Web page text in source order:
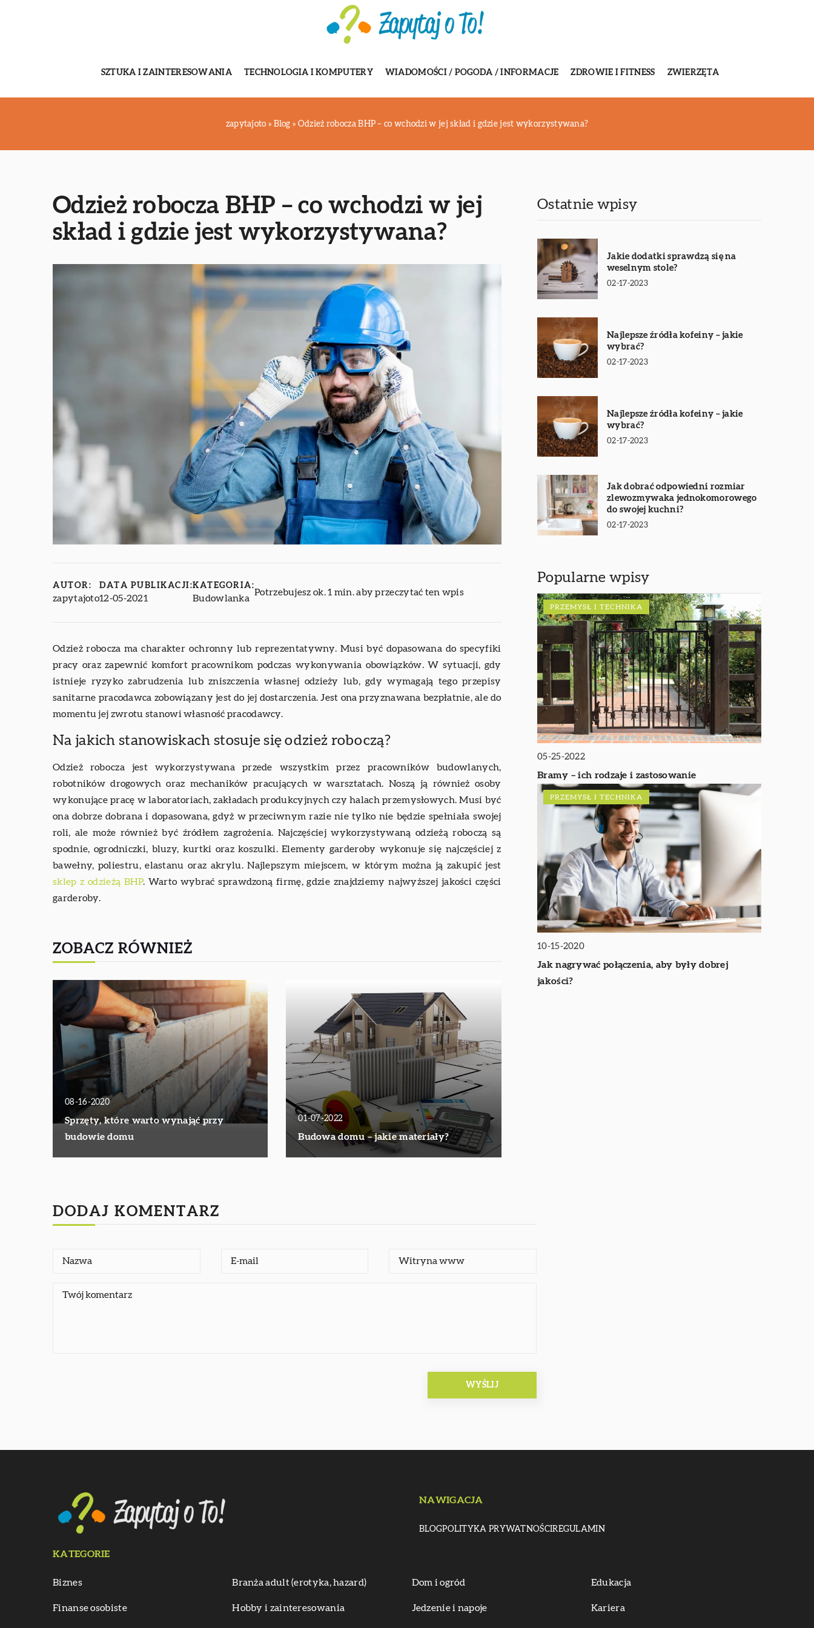
SZTUKA I ZAINTERESOWANIA TECHNOLOGIA I KOMPUTERY WIADOMOŚCI / POGODA / INFORMACJE ZDROWIE I FITNESS ZWIERZĘTA
zapytajoto » Blog » Odzież robocza BHP – co wchodzi w jej skład i gdzie jest wykorzystywana?
Odzież robocza BHP – co wchodzi w jej
skład i gdzie jest wykorzystywana?
AUTOR:
zapytajoto
DATA PUBLIKACJI:
12-05-2021
KATEGORIA:
Budowlanka
Potrzebujesz ok. 1 min. aby przeczytać ten wpis
Odzież robocza ma charakter ochronny lub reprezentatywny. Musi być dopasowana do specyfiki
pracy oraz zapewnić komfort pracownikom podczas wykonywania obowiązków. W sytuacji, gdy
istnieje ryzyko zabrudzenia lub zniszczenia własnej odzieży lub, gdy wymagają tego przepisy
sanitarne pracodawca zobowiązany jest do jej dostarczenia. Jest ona przyznawana bezpłatnie, ale do
momentu jej zwrotu stanowi własność pracodawcy.
Na jakich stanowiskach stosuje się odzież roboczą?
Odzież robocza jest wykorzystywana przede wszystkim przez pracowników budowlanych,
robotników drogowych oraz mechaników pracujących w warsztatach. Noszą ją również osoby
wykonujące pracę w laboratoriach, zakładach produkcyjnych czy halach przemysłowych. Musi być
ona dobrze dobrana i dopasowana, gdyż w przeciwnym razie nie tylko nie będzie spełniała swojej
roli, ale może również być źródłem zagrożenia. Najczęściej wykorzystywaną odzieżą roboczą są
spodnie, ogrodniczki, bluzy, kurtki oraz koszulki. Elementy garderoby wykonuje się najczęściej z
bawełny, poliestru, elastanu oraz akrylu. Najlepszym miejscem, w którym można ją zakupić jest
sklep z odzieżą BHP. Warto wybrać sprawdzoną firmę, gdzie znajdziemy najwyższej jakości części
garderoby.
ZOBACZ RÓWNIEŻ
08-16-2020
Sprzęty, które warto wynająć przy
budowie domu
01-07-2022
Budowa domu – jakie materiały?
Ostatnie wpisy
Jakie dodatki sprawdzą się na
weselnym stole?
02-17-2023
Najlepsze źródła kofeiny – jakie
wybrać?
02-17-2023
Najlepsze źródła kofeiny – jakie
wybrać?
02-17-2023
Jak dobrać odpowiedni rozmiar
zlewozmywaka jednokomorowego
do swojej kuchni?
02-17-2023
Popularne wpisy
PRZEMYSŁ I TECHNIKA
05-25-2022
Bramy – ich rodzaje i zastosowanie
PRZEMYSŁ I TECHNIKA
10-15-2020
Jak nagrywać połączenia, aby były dobrej
jakości?
DODAJ KOMENTARZ
NAWIGACJA
BLOGPOLITYKA PRYWATNOŚCIREGULAMIN
KATEGORIE
Biznes Branża adult (erotyka, hazard) Dom i ogród Edukacja
Finanse osobiste Hobby i zainteresowania Jedzenie i napoje Kariera